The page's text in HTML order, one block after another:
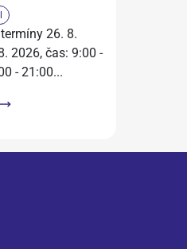
26. 8.
2026, čas: 9:00 -
- 21:00...